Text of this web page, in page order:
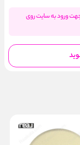
ورود به سایت روی